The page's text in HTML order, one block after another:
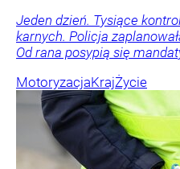
Jeden dzień. Tysiące
karnych. Policja
Od rana posypią się
MotoryzacjaKrajŻycie